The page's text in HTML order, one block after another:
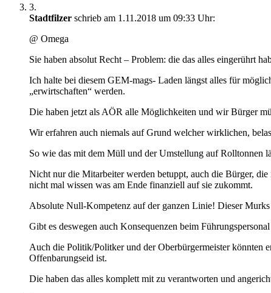
3.
Stadtfilzer schrieb am 1.11.2018 um 09:33 Uhr:
@ Omega
Sie haben absolut Recht – Problem: die das alles eingerührt
Ich halte bei diesem GEM-mags- Laden längst alles für
„erwirtschaften“ werden.
Die haben jetzt als AÖR alle Möglichkeiten und wir Bürger
Wir erfahren auch niemals auf Grund welcher wirklichen,
So wie das mit dem Müll und der Umstellung auf Rolltonnen
Nicht nur die Mitarbeiter werden betuppt, auch die Bürger,
nicht mal wissen was am Ende finanziell auf sie zukommt.
Absolute Null-Kompetenz auf der ganzen Linie! Dieser
Gibt es deswegen auch Konsequenzen beim
Auch die Politik/Politker und der Oberbürgermeister könnten
Offenbarungseid ist.
Die haben das alles komplett mit zu verantworten und